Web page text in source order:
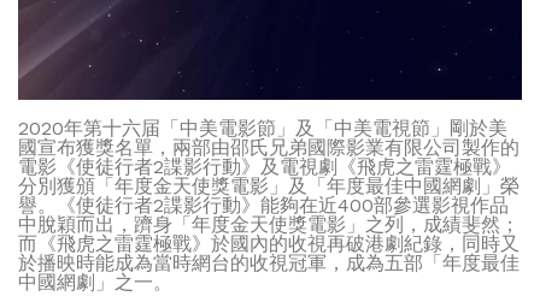
2020年第十六届「中美電影節」及「中美電視節」剛於美
國宣布獲獎名單，兩部由邵氏兄弟國際影業有限公司製作的
電影《使徒行者2諜影行動》及電視劇《飛虎之雷霆極戰》
分別獲頒「年度金天使獎電影」及「年度最佳中國網劇」榮
譽。《使徒行者2諜影行動》能夠在近400部參選影視作品
中脫穎而出，躋身「年度金天使獎電影」之列，成績斐然；
而《飛虎之雷霆極戰》於國內的收視再破港劇紀錄，同時又
於播映時能成為當時網台的收視冠軍，成為五部「年度最佳
中國網劇」之一。